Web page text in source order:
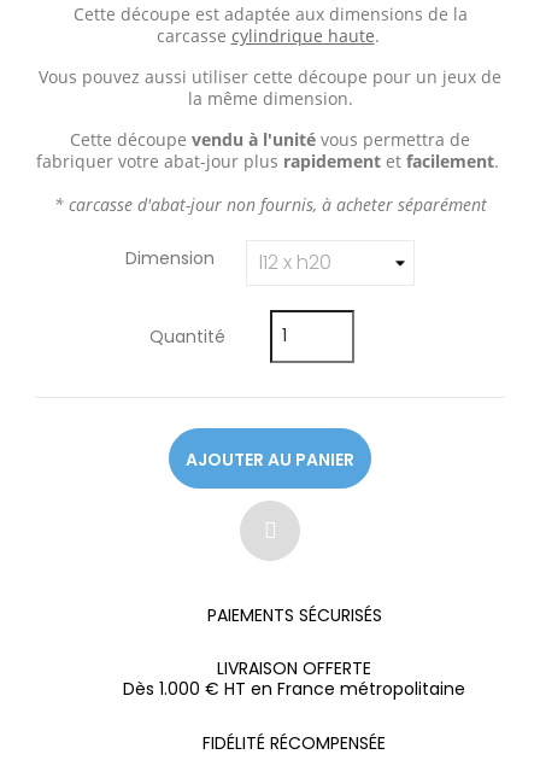
Cette découpe est adaptée aux dimensions de la
carcasse cylindrique haute.
Vous pouvez aussi utiliser cette découpe pour un jeux de
la même dimension.
Cette découpe vendu à l'unité vous permettra de
fabriquer votre abat-jour plus rapidement et facilement.
* carcasse d'abat-jour non fournis, à acheter séparément
Dimension
Quantité
AJOUTER AU PANIER
PAIEMENTS SÉCURISÉS
LIVRAISON OFFERTE
Dès 1.000 € HT en France métropolitaine
FIDÉLITÉ RÉCOMPENSÉE